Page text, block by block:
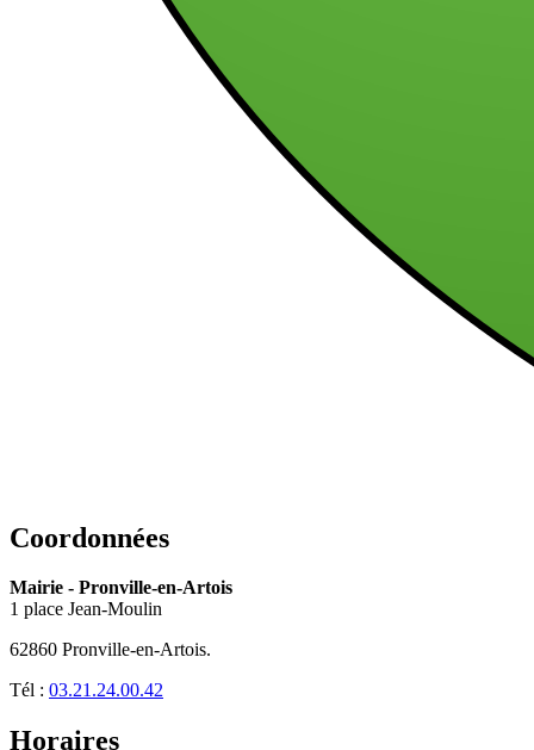
Coordonnées
Mairie - Pronville-en-Artois
1 place Jean-Moulin
62860 Pronville-en-Artois.
Tél : 03.21.24.00.42
Horaires